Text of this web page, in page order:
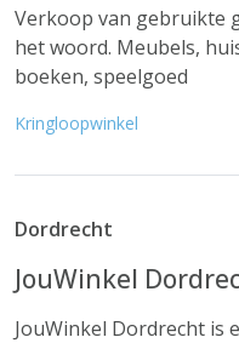
Verkoop van gebruikte
het woord. Meubels,
boeken, speelgoed
Kringloopwinkel
Dordrecht
JouWinkel
JouWinkel Dordrecht is